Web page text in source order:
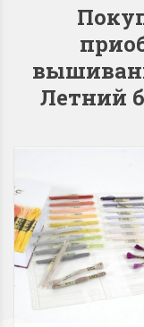
(Ива-
Хороший
Отличный
нитки и схема,
отличном
Ларина
1 апреля
Летний